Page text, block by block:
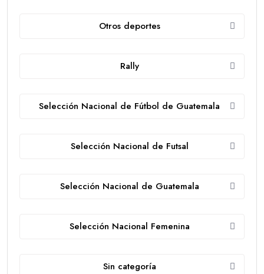
Otros deportes
Rally
Selección Nacional de Fútbol de Guatemala
Selección Nacional de Futsal
Selección Nacional de Guatemala
Selección Nacional Femenina
Sin categoría